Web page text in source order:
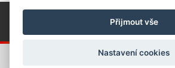
© Píseckem / Kalendárium (Změna programu
© 2018 - 2026 Realizace a správa webu:
Přijmout vše
Nastavení cookies